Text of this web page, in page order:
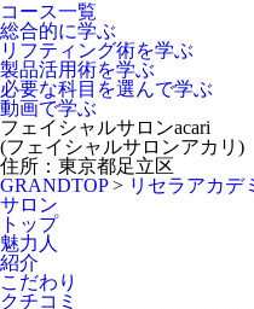
コース一覧
総合的に学ぶ
リフティング術を学ぶ
製品活用術を学ぶ
必要な科目を選んで学ぶ
動画で学ぶ
フェイシャルサロンacari
(フェイシャルサロンアカリ)
住所：東京都足立区
GRANDTOP> リセラアカデ
サロン
トップ
魅力人
紹介
こだわり
クチコミ